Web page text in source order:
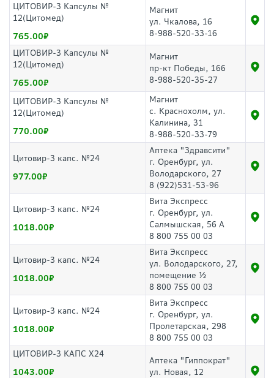
ЦИТОВИР-3 Капсулы №
12(Цитомед)
765.00
Магнит
ул. Чкалова, 16
8-988-520-33-16
ЦИТОВИР-3 Капсулы №
12(Цитомед)
765.00
Магнит
пр-кт Победы, 166
8-988-520-35-27
ЦИТОВИР-3 Капсулы №
12(Цитомед)
770.00
Магнит
с. Краснохолм, ул.
Калинина, 31
8-988-520-33-79
Цитовир-3 капс. №24
977.00
Аптека "Здравсити"
г. Оренбург, ул.
Володарского, 27
8 (922)531-53-96
Цитовир-3 капс. №24
1018.00
Вита Экспресс
г. Оренбург, ул.
Салмышская, 56 А
8 800 755 00 03
Цитовир-3 капс. №24
1018.00
Вита Экспресс
ул. Володарского, 27,
помещение ½
8 800 755 00 03
Цитовир-3 капс. №24
1018.00
Вита Экспресс
г. Оренбург, ул.
Пролетарская, 298
8 800 755 00 03
ЦИТОВИР-3 КАПС Х24
1043.00
Аптека "Гиппократ"
ул. Новая, 12